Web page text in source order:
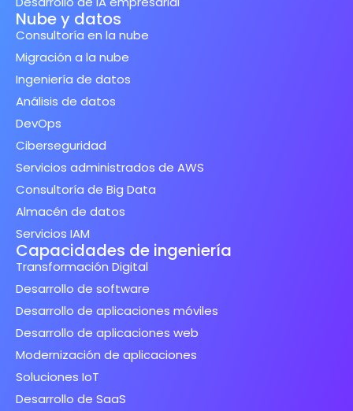
Nube y datos
Consultoría en la nube
Migración a la nube
Ingeniería de datos
Análisis de datos
DevOps
Ciberseguridad
Servicios administrados de AWS
Consultoría de Big Data
Almacén de datos
Servicios IAM
Capacidades de ingeniería
Transformación Digital
Desarrollo de software
Desarrollo de aplicaciones móviles
Desarrollo de aplicaciones web
Modernización de aplicaciones
Soluciones IoT
Desarrollo de SaaS